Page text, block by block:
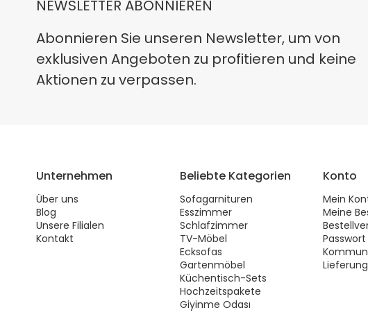
NEWSLETTER ABONNIEREN
Abonnieren Sie unseren Newsletter, um von
exklusiven Angeboten zu profitieren und keine
Aktionen zu verpassen.
Unternehmen
Über uns
Blog
Unsere Filialen
Kontakt
Beliebte Kategorien
Sofagarnituren
Esszimmer
Schlafzimmer
TV-Möbel
Ecksofas
Gartenmöbel
Küchentisch-Sets
Hochzeitspakete
Giyinme Odası
Konto
Mein
Meine